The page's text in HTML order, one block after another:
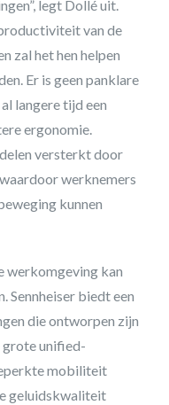
legt Dollé uit.
van de
zal het hen helpen
Er is geen panklare
langere tijd een
ergonomie.
versterkt door
werknemers
kunnen
werkomgeving kan
Sennheiser biedt een
die ontworpen zijn
grote unified-
mobiliteit
geluidskwaliteit